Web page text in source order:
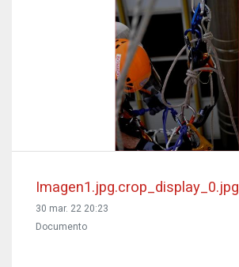
Imagen1.jpg.crop_display_0.jpg
30 mar. 22 20:23
Documento